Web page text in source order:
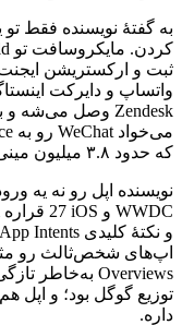
به گفتهٔ نویسنده فقط تو
کردن. مایکروسافت تو
ثبت و ارکستریشن
واتساپ و دایرکت
Zendesk وصل می‌شه و
می‌خواد WeChat رو به
که حدود ۳.۸ میلیون
نویسنده اپل رو نه یه
WWDC و iOS
27 قراره
و نکتهٔ کلیدی App Intents
اپ‌های شخص‌ثالث رو
Overviews به‌خاطر
توزیع گوگل بود؛ و اپل هم
داره.